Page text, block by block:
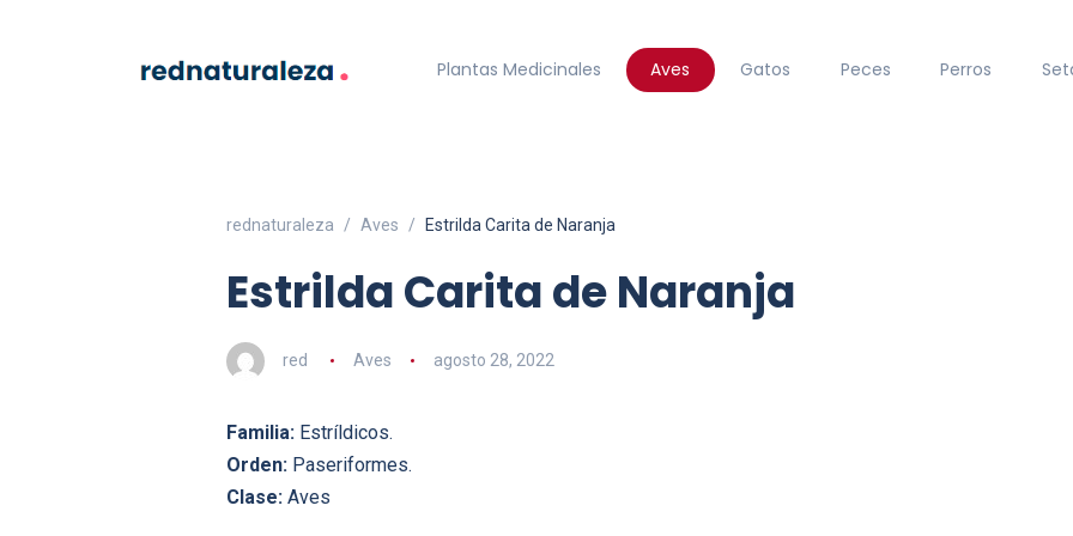
Plantas Medicinales Aves Gatos Peces Perros
rednaturaleza Aves Estrilda Carita de Naranja
Estrilda Carita de Naranja
red Aves agosto 28, 2022
Familia: Estríldicos.
Orden: Paseriformes.
Clase: Aves